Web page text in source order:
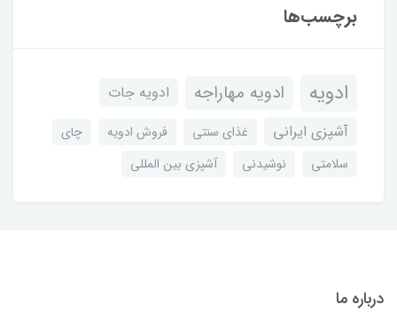
برچسب‌ها
ادویه ادویه مهاراجه
ادویه جات
آشپزی ایرانی
غذای سنتی فروش ادویه
چای
سلامتی
نوشیدنی آشپزی بین المللی
درباره ما